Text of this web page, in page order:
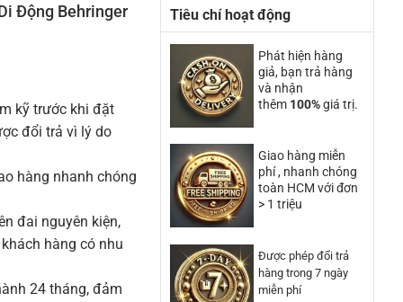
Tiêu chí hoạt động
Phát hiện hàng
giả, bạn trả hàng
và nhận
thêm 100%giá trị.
Giao hàng miễn
phí , nhanh chóng
toàn HCM với đơn
> 1 triệu
Được phép đổi trả
hàng trong 7 ngày
miễn phí
Động Behringer
kỹ trước khi đặt
đổi trả vì lý do
hàng nhanh chóng
đai nguyên kiện,
hàng có nhu
24 tháng, đảm